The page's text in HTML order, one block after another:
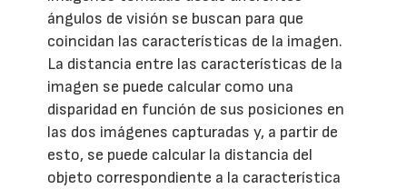
ángulos de visión se buscan para que
coincidan las características de la imagen.
La distancia entre las características de la
imagen se puede calcular como una
disparidad en función de sus posiciones en
las dos imágenes capturadas y, a partir de
esto, se puede calcular la distancia del
objeto correspondiente a la característica